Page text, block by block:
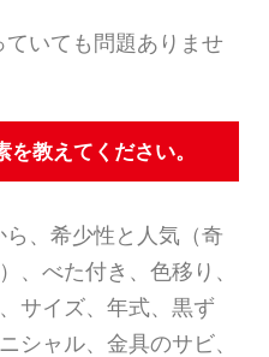
いても問題ありませ
教えてください。
、希少性と人気（奇
、べた付き、色移り、
サイズ、年式、黒ず
シャル、金具のサビ、